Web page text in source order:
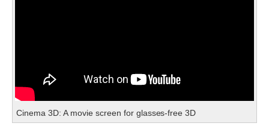
Cinema 3D: A movie screen for glasses-free 3D